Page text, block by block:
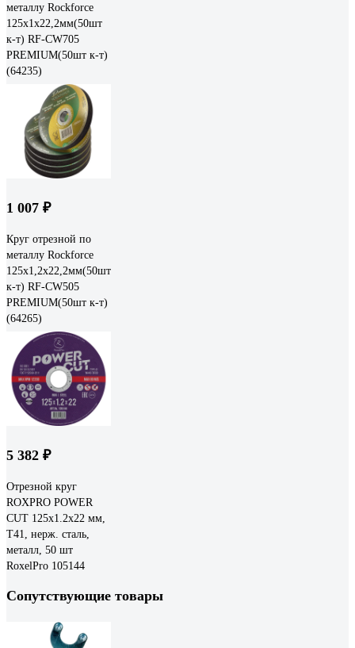
металлу Rockforce
125x1x22,2мм(50шт
к-т) RF-CW705
PREMIUM(50шт к-т)
(64235)
1 007 ₽
Круг отрезной по
металлу Rockforce
125x1,2x22,2мм(50шт
к-т) RF-CW505
PREMIUM(50шт к-т)
(64265)
5 382 ₽
Отрезной круг
ROXPRO POWER
CUT 125x1.2x22 мм,
Т41, нерж. сталь,
металл, 50 шт
RoxelPro 105144
Сопутствующие товары